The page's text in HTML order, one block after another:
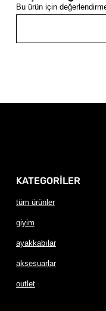
Bu ürün için
KATEGORİLER
tüm ürünler
giyim
ayakkabılar
aksesuarlar
outlet